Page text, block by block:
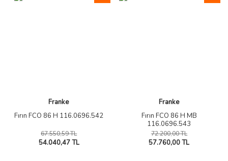
Franke
Fırın FCO 86 H 116.0696.542
67.550,59 TL
54.040,47 TL
Franke
Fırın FCO 86 H MB
116.0696.543
72.200,00 TL
57.760,00 TL